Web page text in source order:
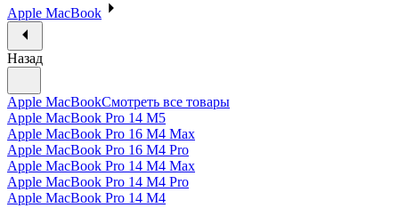
Apple MacBook
Назад
Apple MacBookСмотреть все товары
Apple MacBook Pro 14 M5
Apple MacBook Pro 16 M4 Max
Apple MacBook Pro 16 M4 Pro
Apple MacBook Pro 14 M4 Max
Apple MacBook Pro 14 M4 Pro
Apple MacBook Pro 14 M4